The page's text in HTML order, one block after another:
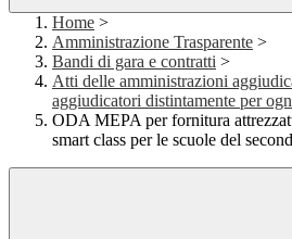
Home >
Amministrazione Trasparente >
Bandi di gara e contratti >
Atti delle amministrazioni
aggiudicatori distintamente per
ODA MEPA per fornitura
smart class per le scuole del